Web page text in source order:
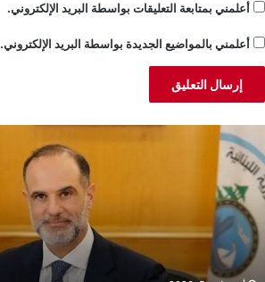
أعلمني بمتابعة التعليقات بواسطة البريد الإلكتروني.
أعلمني بالمواضيع الجديدة بواسطة البريد الإلكتروني.
رسامني:
إعادة
إعمار
الجنوب
تبدأ
من
الأرض